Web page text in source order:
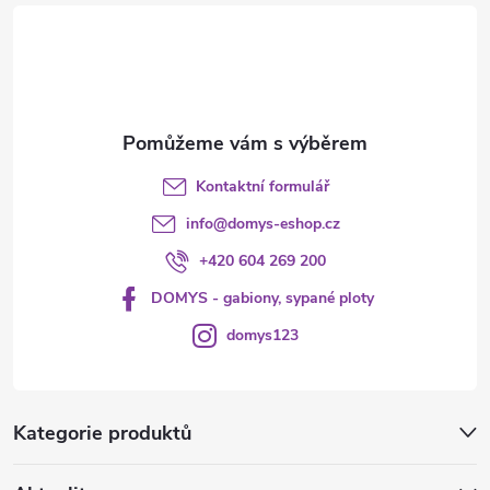
Kategorie produktů
Kontaktní formulář
info@domys-eshop.cz
+420 604 269 200
DOMYS - gabiony, sypané ploty
domys123